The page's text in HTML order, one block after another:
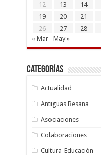
12
13 14
19
20 21
26
27 28
« Mar
May »
Categorías
Actualidad
Antiguas Besana
Asociaciones
Colaboraciones
Cultura-Educación